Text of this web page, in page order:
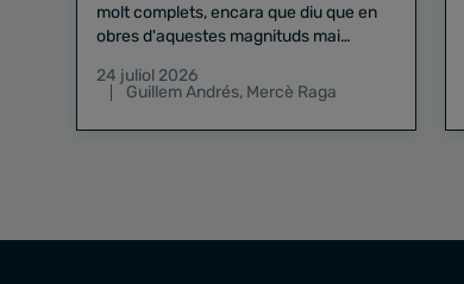
molt complets, encara que diu que en
obres d'aquestes magnituds mai
24 juliol 2026
Guillem Andrés, Mercè Raga